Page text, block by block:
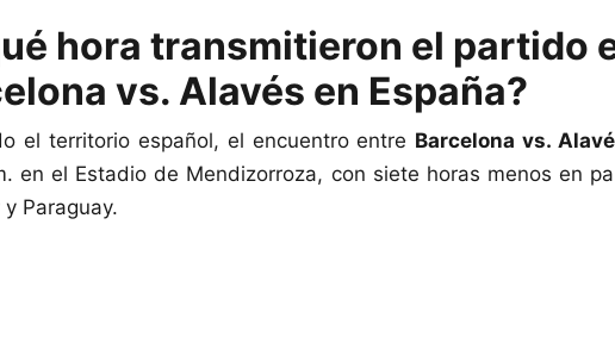
hora transmitieron el partido
vs. Alavés en España?
el territorio español, el encuentro entre Barcelona vs.
en el Estadio de Mendizorroza, con siete horas menos en
Paraguay.